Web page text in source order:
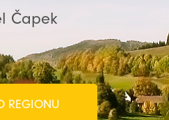
Čapek
REGIONU